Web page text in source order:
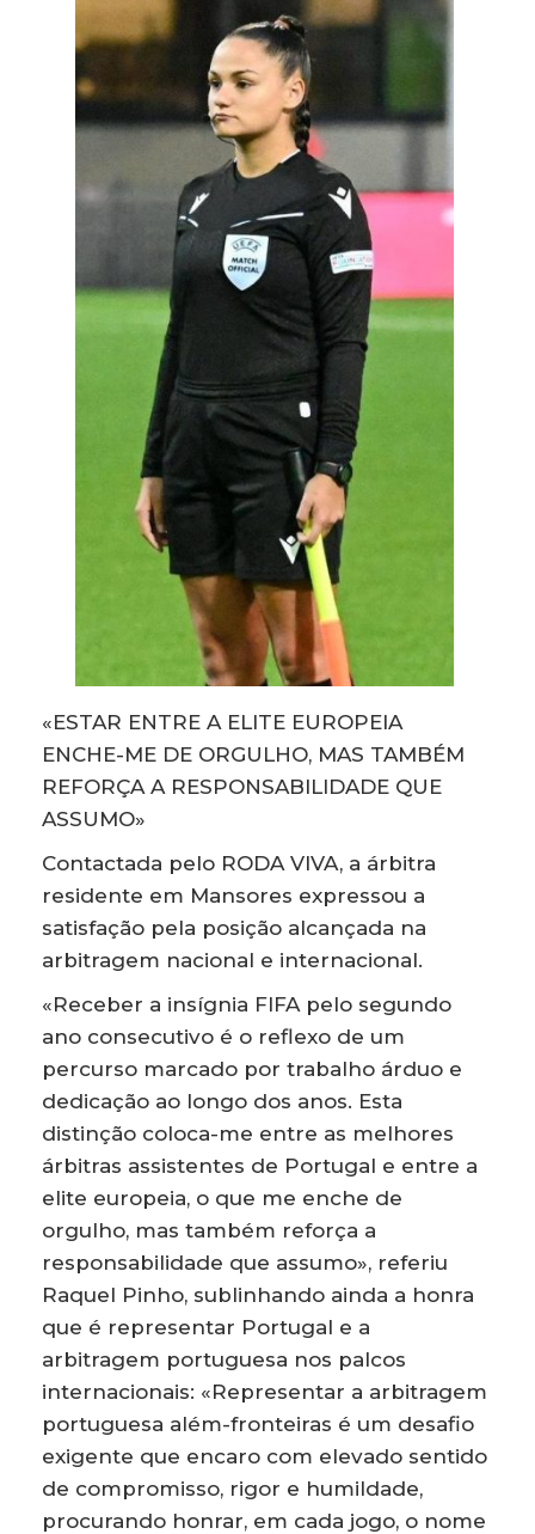
«ESTAR ENTRE A ELITE EUROPEIA
ENCHE-ME DE ORGULHO, MAS TAMBÉM
REFORÇA A RESPONSABILIDADE QUE
ASSUMO»
Contactada pelo RODA VIVA, a árbitra
residente em Mansores expressou a
satisfação pela posição alcançada na
arbitragem nacional e internacional.
«Receber a insígnia FIFA pelo segundo
ano consecutivo é o reflexo de um
percurso marcado por trabalho árduo e
dedicação ao longo dos anos. Esta
distinção coloca-me entre as melhores
árbitras assistentes de Portugal e entre a
elite europeia, o que me enche de
orgulho, mas também reforça a
responsabilidade que assumo», referiu
Raquel Pinho, sublinhando ainda a honra
que é representar Portugal e a
arbitragem portuguesa nos palcos
internacionais: «Representar a arbitragem
portuguesa além-fronteiras é um desafio
exigente que encaro com elevado sentido
de compromisso, rigor e humildade,
procurando honrar, em cada jogo, o nome